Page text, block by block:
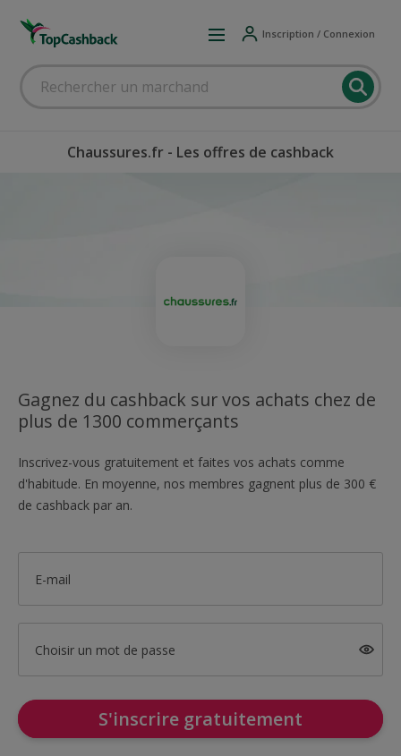
Inscription / Connexion
Chaussures.fr - Les offres de cashback
Gagnez du cashback sur vos achats chez de
plus de 1300 commerçants
Inscrivez-vous gratuitement et faites vos achats comme
d'habitude. En moyenne, nos membres gagnent plus de 300 €
de cashback par an.
E-mail
Choisir un mot de passe
S'inscrire gratuitement